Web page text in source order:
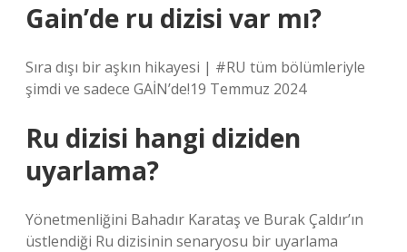
Gain’de ru dizisi var mı?
Sıra dışı bir aşkın hikayesi | #RU tüm bölümleriyle
şimdi ve sadece GAİN’de!19 Temmuz 2024
Ru dizisi hangi diziden
uyarlama?
Yönetmenliğini Bahadır Karataş ve Burak Çaldır’ın
üstlendiği Ru dizisinin senaryosu bir uyarlama